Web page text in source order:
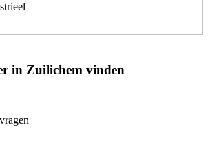
in Zuilichem vinden